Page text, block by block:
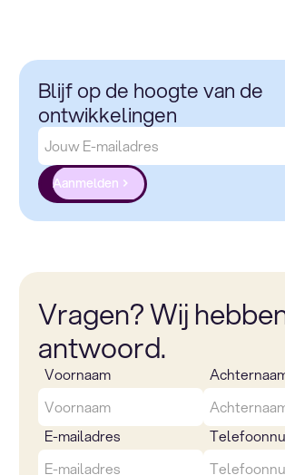
Blijf op de hoogte van de
ontwikkelingen
Aanmelden
Vragen? Wij
antwoord.
Voornaam
E-mailadres